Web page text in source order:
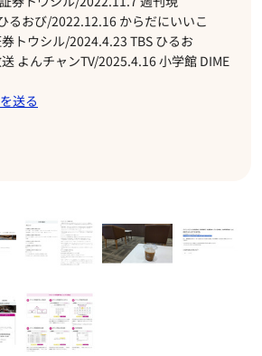
るおび/2022.12.16 からだにいいこ
トウシル/2024.4.23 TBS ひるお
よんチャンTV/2025.4.16 小学館 DIME
送る